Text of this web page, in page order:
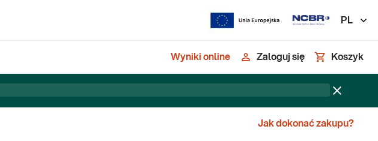
PL
Wyniki online Zaloguj się Koszyk
Jak dokonać zakupu?